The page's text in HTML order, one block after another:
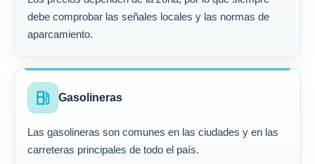
debe comprobar las señales locales y las normas de
aparcamiento.
local_gas_station Gasolineras
Las gasolineras son comunes en las ciudades y en las
carreteras principales de todo el país.